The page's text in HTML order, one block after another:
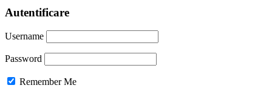
Autentificare
Username
Password
Remember Me